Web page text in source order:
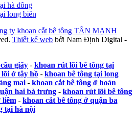
hà đông
long biên
ty khoan cắt bê tông TÂN MẠNH
Thiết kế web bởi Nam Định Digital -
giấy - khoan rút lõi bê tông tại
ở tây hồ - khoan bê tông tại long
mai - khoan cắt bê tông ở hoàn
hai bà trưng - khoan rút lõi bê tông
liêm - khoan cắt bê tông ở quận ba
tại hà nội